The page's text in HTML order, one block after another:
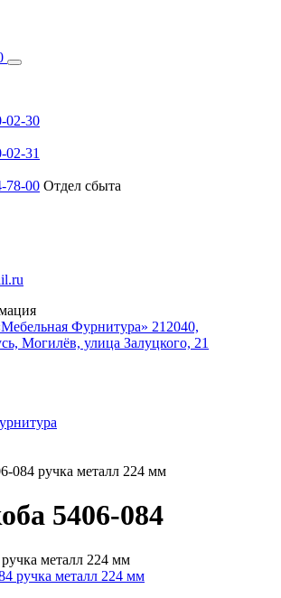
02-30
02-31
78-00 Отдел сбыта
Фурнитура» 212040,
Могилёв, улица Залуцкого, 21
084 ручка металл 224 мм
5406-084
металл 224 мм